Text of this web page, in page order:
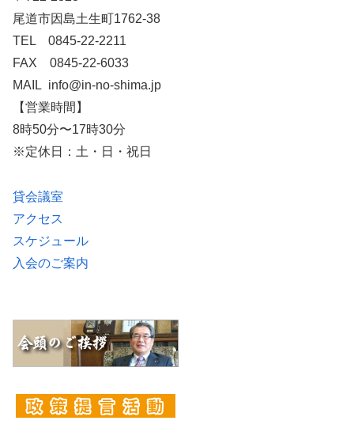
尾道市因島土生町1762-38
TEL 0845-22-2211
FAX 0845-22-6033
MAIL info@in-no-shima.jp
【営業時間】
8時50分〜17時30分
※定休日：土・日・祝日
貸会議室
アクセス
スケジュール
入会のご案内